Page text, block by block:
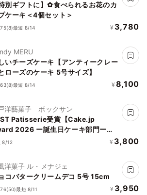
特別ギフトに】✿食べられるお花のカ
ケーキ＜4個セット＞
(8)最短 8/14 ¥ 3,780
Candy MERU
いチーズケーキ【アンティークレー
ローズのケーキ 5号サイズ】
(8)最短 8/14 ¥ 8,100
洋藝菓子 ボックサン
Patisserie受賞【Cake.jp
2026 ー誕生日ケーキ部門ー】
戸洋藝菓子ボックサン】神戸マイス
8/12 ¥ 3,800
洋菓子 ル・メナジェ
コバタークリームデコ 5号 15cm
(50)最短 8/11 ¥ 3,950